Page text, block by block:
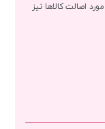
اصالت کالاها نیز